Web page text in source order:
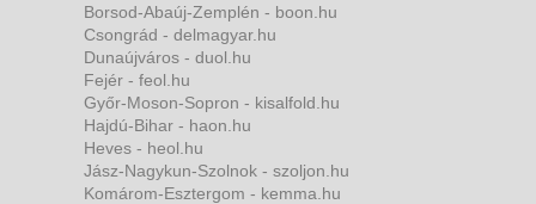
Borsod-Abaúj-Zemplén - boon.hu
Csongrád - delmagyar.hu
Dunaújváros - duol.hu
Fejér - feol.hu
Győr-Moson-Sopron - kisalfold.hu
Hajdú-Bihar - haon.hu
Heves - heol.hu
Jász-Nagykun-Szolnok - szoljon.hu
Komárom-Esztergom - kemma.hu